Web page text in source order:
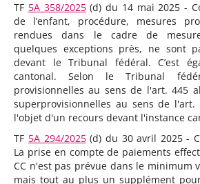
TF 5A_358/2025(d) du 14 mai 2025 -
de l’enfant, procédure, mesures
rendues dans le cadre de
quelques exceptions près, ne sont
devant le Tribunal fédéral. C’est
cantonal. Selon le Tribunal
provisionnelles au sens de l'art. 445
superprovisionnelles au sens de
l'objet d'un recours devant l'instance
TF 5A_294/2025(d) du 30 avril 2025 -
La prise en compte de paiements
CC n'est pas prévue dans le minimum
mais tout au plus un supplément